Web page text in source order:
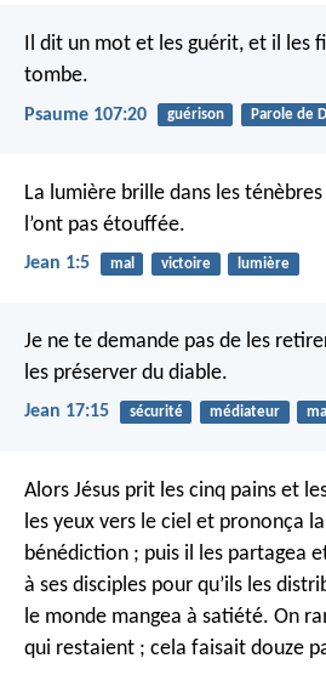
Il dit un mot et les guérit, et il les
tombe.
Psaume 107:20 guérison Parole de
La lumière brille dans les
l’ont pas étouffée.
Jean 1:5 mal victoire lumière
Je ne te demande pas de les
les préserver du diable.
Jean 17:15 sécurité médiateur mal
Alors Jésus prit les cinq pains et
les yeux vers le ciel et prononça
bénédiction ; puis il les partagea
à ses disciples pour qu’ils les
le monde mangea à satiété. On
qui restaient ; cela faisait douze